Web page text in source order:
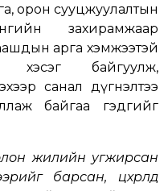
орон сууцжуулалтын
захирамжаар
арга хэмжээтэй
хэсэг байгуулж,
санал дүгнэлтээ
байгаа гэдгийг
жилийн угжирсан
барсан, цөхрөлд